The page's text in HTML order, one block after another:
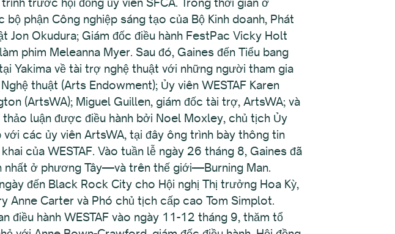
phận Công nghiệp sáng tạo của Bộ Kinh doanh, Phát
Jon Okudura; Giám đốc điều hành FestPac Vicky Holt
phim Meleanna Myer. Sau đó, Gaines đến Tiểu bang
Yakima về tài trợ nghệ thuật với những người tham gia
thuật (Arts Endowment); Ủy viên WESTAF Karen
(ArtsWA); Miguel Guillen, giám đốc tài trợ, ArtsWA; và
thảo luận được điều hành bởi Noel Moxley, chủ tịch Ủy
với các ủy viên ArtsWA, tại đây ông trình bày thông tin
của WESTAF. Vào tuần lễ ngày 26 tháng 8, Gaines đã
ở phương Tây—và trên thế giới—Burning Man.
đến Black Rock City cho Hội nghị Thị trưởng Hoa Kỳ,
Anne Carter và Phó chủ tịch cấp cao Tom Simplot.
điều hành WESTAF vào ngày 11-12 tháng 9, thăm tổ